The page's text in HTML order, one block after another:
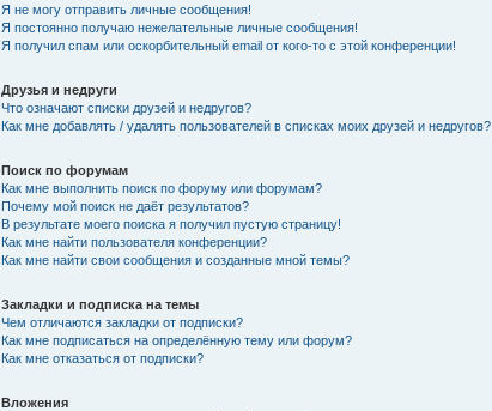
Я не могу отправить личные сообщения!
Я постоянно получаю нежелательные личные сообщения!
Я получил спам или оскорбительный email от кого-то с этой конференции!
Друзья и недруги
Что означают списки друзей и недругов?
Как мне добавлять / удалять пользователей в списках моих друзей и недругов?
Поиск по форумам
Как мне выполнить поиск по форуму или форумам?
Почему мой поиск не даёт результатов?
В результате моего поиска я получил пустую страницу!
Как мне найти пользователя конференции?
Как мне найти свои сообщения и созданные мной темы?
Закладки и подписка на темы
Чем отличаются закладки от подписки?
Как мне подписаться на определённую тему или форум?
Как мне отказаться от подписки?
Вложения